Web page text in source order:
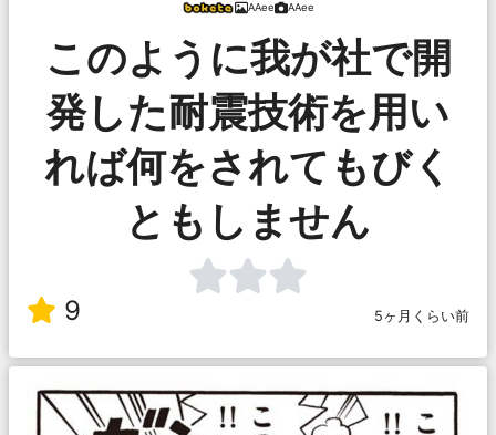
AAee AAee
このように我が社で開
発した耐震技術を用い
れば何をされてもびく
ともしません
9 5ヶ月くらい前